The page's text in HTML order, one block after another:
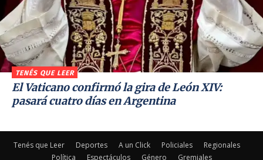
TENÉS QUE LEER
El Vaticano confirmó la gira de León XIV:
pasará cuatro días en Argentina
Tenés que Leer Deportes A un Click Policiales
Regionales
Política
Espectáculos Género Gremiales